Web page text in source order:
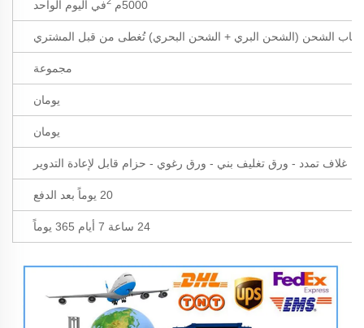
5000م في اليوم الواحد
أتعاب الشحن (الشحن البري + الشحن البحري) تُغطى من قبل المشتري
مجموعة
يومان
يومان
غلاف تمدد - ورق تغليف بني - ورق رغوي - حزام قابل لإعادة التدوير
20 يوماً بعد الدفع
24 ساعة 7 أيام 365 يوماً